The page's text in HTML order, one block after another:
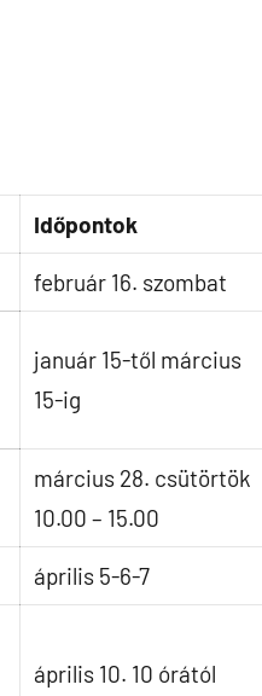
Időpontok
február 16. szombat
január 15-től március
15-ig
március 28. csütörtök
10.00 – 15.00
április 5-6-7
április 10. 10 órától